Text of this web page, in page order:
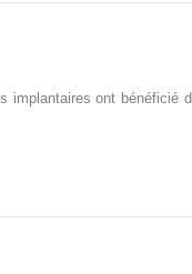
ont bénéficié